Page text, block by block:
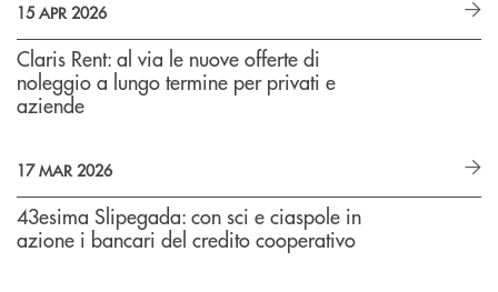
15 APR 2026
Claris Rent: al via le nuove offerte di
noleggio a lungo termine per privati e
aziende
17 MAR 2026
43esima Slipegada: con sci e ciaspole in
azione i bancari del credito cooperativo